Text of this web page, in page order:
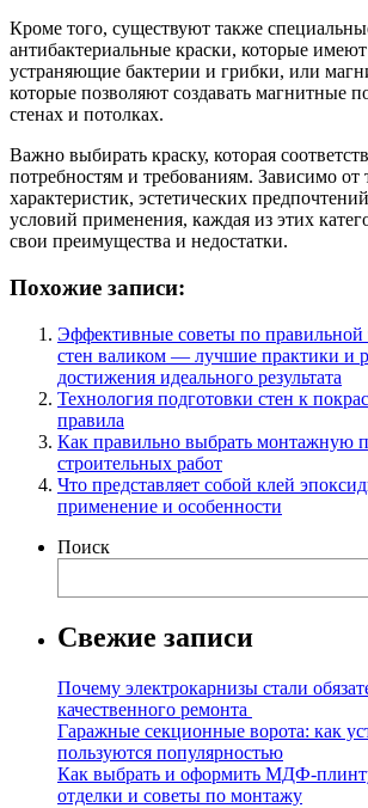
Кроме того, существуют также
антибактериальные краски, которые имеют
устраняющие бактерии и грибки, или
которые позволяют создавать магнитные
стенах и потолках.
Важно выбирать краску, которая
потребностям и требованиям. Зависимо от
характеристик, эстетических
условий применения, каждая из этих
свои преимущества и недостатки.
Похожие записи:
Эффективные советы по правильной
стен валиком — лучшие практики и
достижения идеального результата
Технология подготовки стен к
правила
Как правильно выбрать монтажную
строительных работ
Что представляет собой клей
применение и особенности
Поиск
Свежие записи
Почему электрокарнизы стали
качественного ремонта
Гаражные секционные ворота: как
пользуются популярностью
Как выбрать и оформить МДФ-
отделки и советы по монтажу